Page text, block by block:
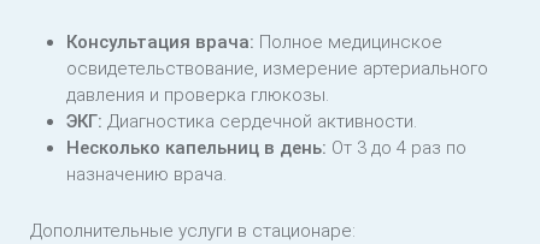
Консультация врача: Полное медицинское
освидетельствование, измерение артериального
давления и проверка глюкозы.
ЭКГ: Диагностика сердечной активности.
Несколько капельниц в день: От 3 до 4 раз по
назначению врача.
Дополнительные услуги в стационаре: